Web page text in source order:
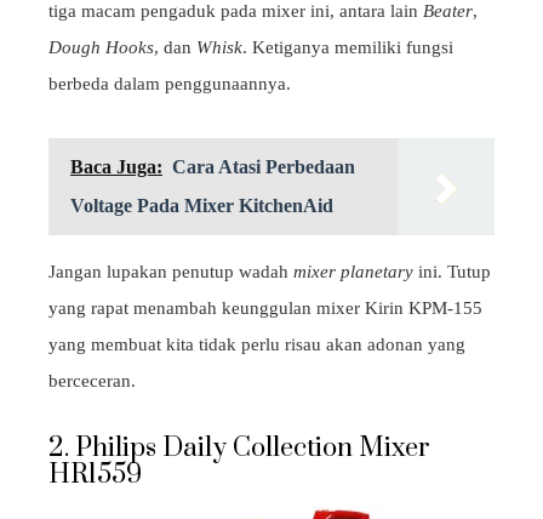
tiga macam pengaduk pada mixer ini, antara lain Beater,
Dough Hooks, dan Whisk. Ketiganya memiliki fungsi
berbeda dalam penggunaannya.
Baca Juga: Cara Atasi Perbedaan
Voltage Pada Mixer KitchenAid
Jangan lupakan penutup wadah mixer planetary ini. Tutup
yang rapat menambah keunggulan mixer Kirin KPM-155
yang membuat kita tidak perlu risau akan adonan yang
berceceran.
2. Philips Daily Collection Mixer
HR1559